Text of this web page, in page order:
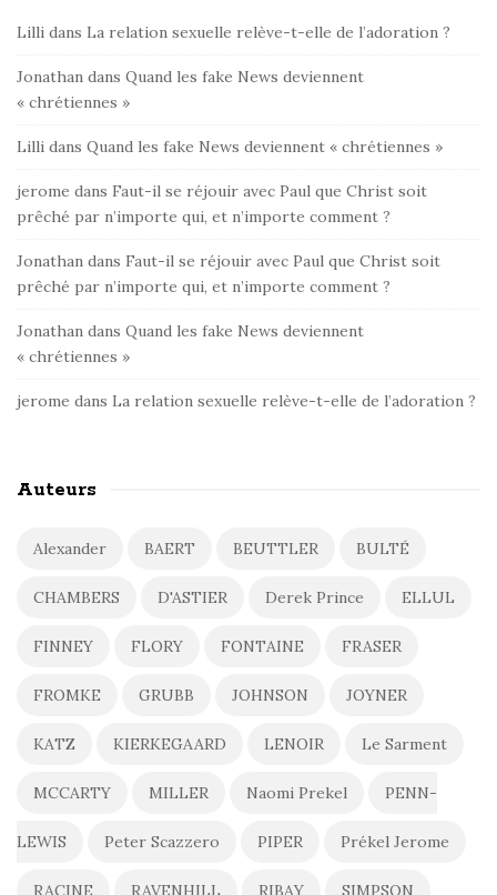
Lilli dans La relation sexuelle relève-t-elle de l’adoration ?
Jonathan dans Quand les fake News deviennent
« chrétiennes »
Lilli dans Quand les fake News deviennent « chrétiennes »
jerome dans Faut-il se réjouir avec Paul que Christ soit
prêché par n’importe qui, et n’importe comment ?
Jonathan dans Faut-il se réjouir avec Paul que Christ soit
prêché par n’importe qui, et n’importe comment ?
Jonathan dans Quand les fake News deviennent
« chrétiennes »
jerome dans La relation sexuelle relève-t-elle de l’adoration ?
Auteurs
Alexander BAERT BEUTTLER BULTÉ
CHAMBERS D'ASTIER Derek Prince ELLUL
FINNEY FLORY FONTAINE FRASER
FROMKE GRUBB JOHNSON JOYNER
KATZ KIERKEGAARD LENOIR Le Sarment
MCCARTY MILLER Naomi Prekel PENN-
LEWIS Peter Scazzero PIPER Prékel Jerome